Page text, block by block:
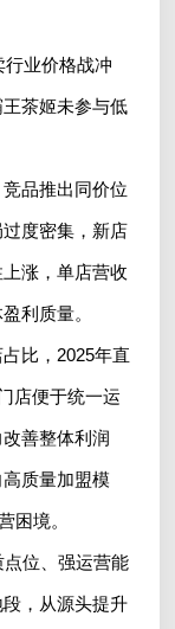
行业价格战冲
茶姬未参与低
品推出同价位
度密集，新店
涨，单店营收
利质量。
比，2025年直
店便于统一运
善整体利润
质量加盟模
困境。
位、强运营能
，从源头提升